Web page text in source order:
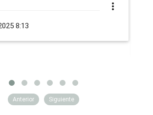
more_vert
8:13
Anterior Siguiente